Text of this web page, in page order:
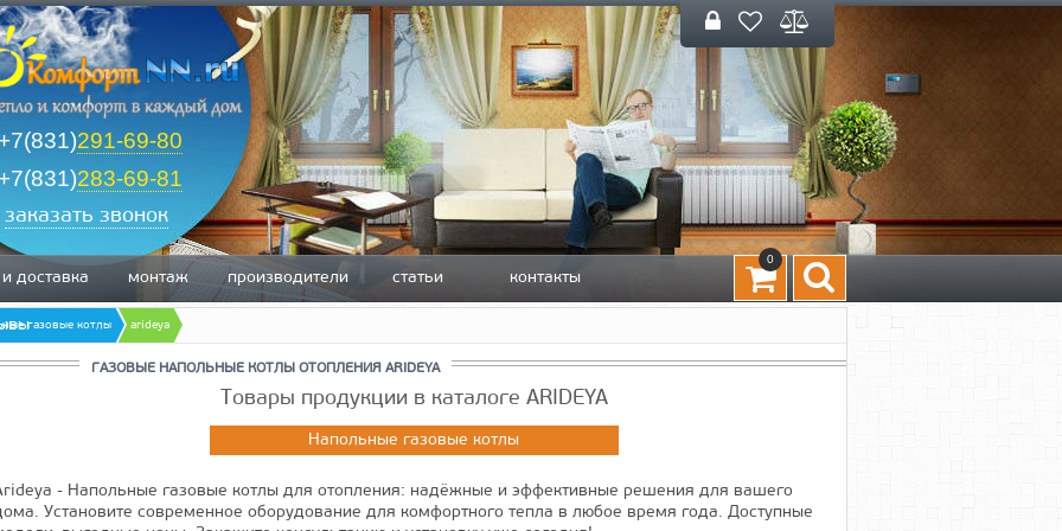
+7(831)291-69-80
+7(831)283-69-81
заказать звонок
доставка монтаж производители статьи контакты
0
газовые котлы arideya
ГАЗОВЫЕ НАПОЛЬНЫЕ КОТЛЫ ОТОПЛЕНИЯ ARIDEYA
Товары продукции в каталоге ARIDEYA
Напольные газовые котлы
- Напольные газовые котлы для отопления: надёжные и эффективные решения для вашего
Установите современное оборудование для комфортного тепла в любое время года. Доступные